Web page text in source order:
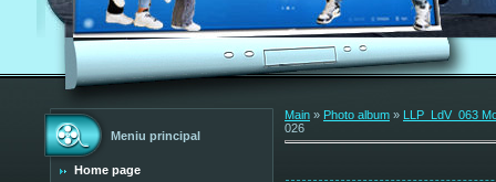
Meniu principal
Home page
Main » Photo album » LLP_LdV_063
026